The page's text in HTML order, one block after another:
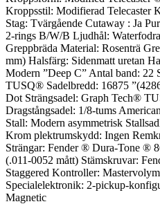
Kroppsstil: Modifierad Telecaster
Stag: Tvärgående Cutaway : Ja
2-rings B/W/B Ljudhål:
Greppbräda Material: Rosenträ
mm) Halsfärg: Sidenmatt uretan
Modern ”Deep C” Antal band: 22
TUSQ® Sadelbredd: 16875
Dot Strängsadel: Graph Tech®
Dragstångsadel: 1/8-tums
Stall: Modern asymmetrisk
Krom plektrumskydd: Ingen
Strängar: Fender ® Dura-Tone ®
(.011-0052 mått) Stämskruvar:
Staggered Kontroller:
Specialelektronik: 2-pickup-
Magnetic